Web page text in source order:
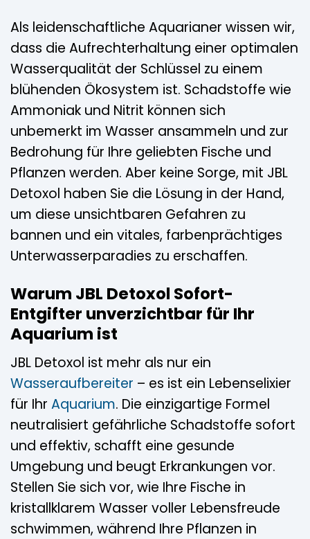
Als leidenschaftliche Aquarianer wissen wir,
dass die Aufrechterhaltung einer optimalen
Wasserqualität der Schlüssel zu einem
blühenden Ökosystem ist. Schadstoffe wie
Ammoniak und Nitrit können sich
unbemerkt im Wasser ansammeln und zur
Bedrohung für Ihre geliebten Fische und
Pflanzen werden. Aber keine Sorge, mit JBL
Detoxol haben Sie die Lösung in der Hand,
um diese unsichtbaren Gefahren zu
bannen und ein vitales, farbenprächtiges
Unterwasserparadies zu erschaffen.
Warum JBL Detoxol Sofort-
Entgifter unverzichtbar für Ihr
Aquarium ist
JBL Detoxol ist mehr als nur ein
Wasseraufbereiter – es ist ein Lebenselixier
für Ihr Aquarium. Die einzigartige Formel
neutralisiert gefährliche Schadstoffe sofort
und effektiv, schafft eine gesunde
Umgebung und beugt Erkrankungen vor.
Stellen Sie sich vor, wie Ihre Fische in
kristallklarem Wasser voller Lebensfreude
schwimmen, während Ihre Pflanzen in